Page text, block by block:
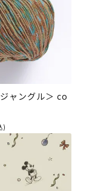
ャングル＞ co
)